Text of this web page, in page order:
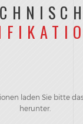
laden Sie bitte
herunter.